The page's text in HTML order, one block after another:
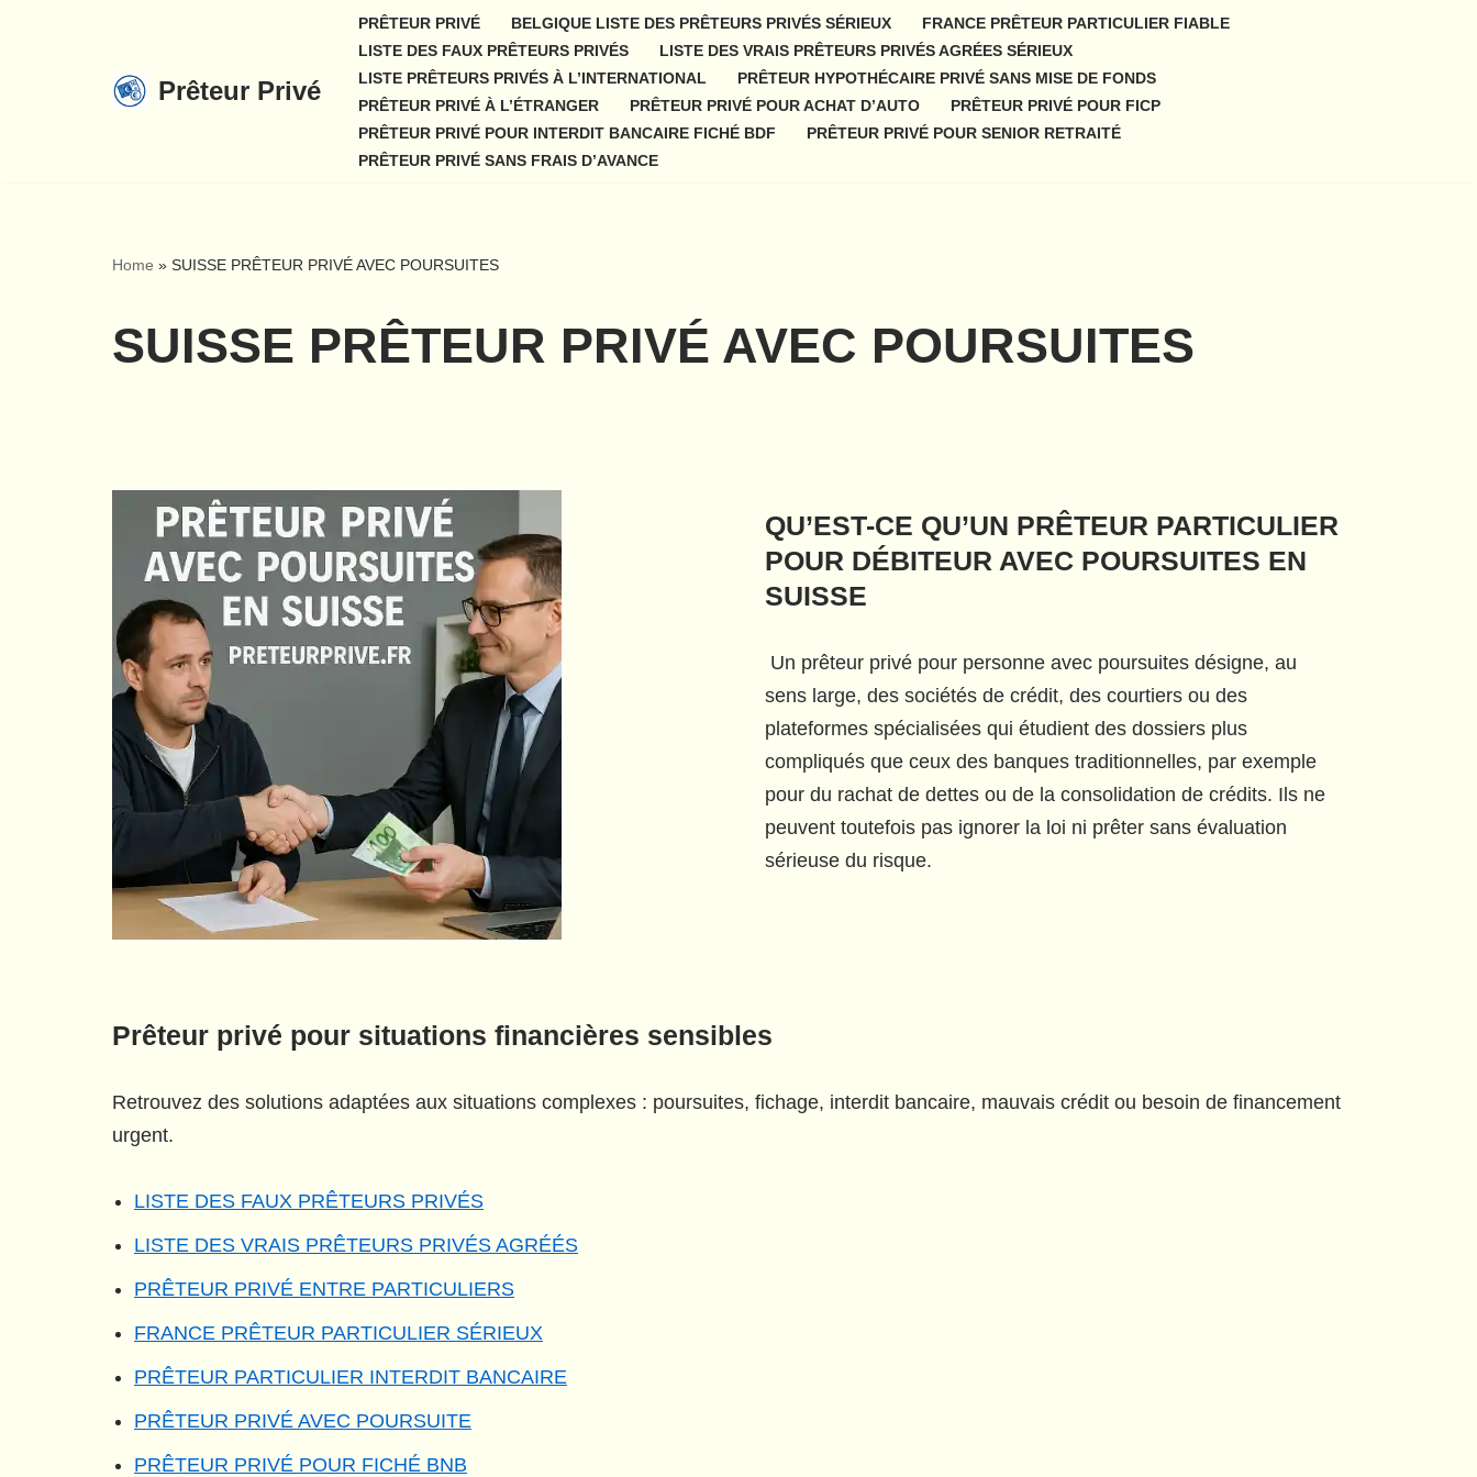
Prêteur Privé
PRÊTEUR PRIVÉ BELGIQUE LISTE DES PRÊTEURS PRIVÉS SÉRIEUX
FRANCE PRÊTEUR PARTICULIER FIABLE
LISTE DES FAUX PRÊTEURS PRIVÉS
LISTE DES VRAIS PRÊTEURS PRIVÉS AGRÉES SÉRIEUX
LISTE PRÊTEURS PRIVÉS À L’INTERNATIONAL
PRÊTEUR HYPOTHÉCAIRE PRIVÉ SANS MISE DE FONDS
PRÊTEUR PRIVÉ À L’ÉTRANGER
PRÊTEUR PRIVÉ POUR ACHAT D’AUTO
PRÊTEUR PRIVÉ POUR FICP
PRÊTEUR PRIVÉ POUR INTERDIT BANCAIRE FICHÉ BDF
PRÊTEUR PRIVÉ POUR SENIOR RETRAITÉ
PRÊTEUR PRIVÉ SANS FRAIS D’AVANCE
Home » SUISSE PRÊTEUR PRIVÉ AVEC POURSUITES
SUISSE PRÊTEUR PRIVÉ AVEC POURSUITES
QU’EST-CE QU’UN PRÊTEUR PARTICULIER
POUR DÉBITEUR AVEC POURSUITES EN
SUISSE
Un prêteur privé pour personne avec poursuites désigne, au
sens large, des sociétés de crédit, des courtiers ou des
plateformes spécialisées qui étudient des dossiers plus
compliqués que ceux des banques traditionnelles, par exemple
pour du rachat de dettes ou de la consolidation de crédits. Ils ne
peuvent toutefois pas ignorer la loi ni prêter sans évaluation
sérieuse du risque.
Prêteur privé pour situations financières sensibles
Retrouvez des solutions adaptées aux situations complexes : poursuites, fichage, interdit bancaire, mauvais crédit ou besoin de financement
urgent.
LISTE DES FAUX PRÊTEURS PRIVÉS
LISTE DES VRAIS PRÊTEURS PRIVÉS AGRÉÉS
PRÊTEUR PRIVÉ ENTRE PARTICULIERS
FRANCE PRÊTEUR PARTICULIER SÉRIEUX
PRÊTEUR PARTICULIER INTERDIT BANCAIRE
PRÊTEUR PRIVÉ AVEC POURSUITE
PRÊTEUR PRIVÉ POUR FICHÉ BNB